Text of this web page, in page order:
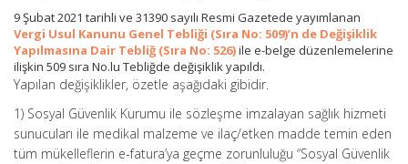
9 Şubat 2021 tarihli ve 31390 sayılı Resmi Gazetede yayımlanan
Vergi Usul Kanunu Genel Tebliği (Sıra No: 509)’n de Değişiklik
Yapılmasına Dair Tebliğ (Sıra No: 526)ile e-belge düzenlemelerine
ilişkin 509 sıra No.lu Tebliğde değişiklik yapıldı.
Yapılan değişiklikler, özetle aşağıdaki gibidir.
1) Sosyal Güvenlik Kurumu ile sözleşme imzalayan sağlık hizmeti
sunucuları ile medikal malzeme ve ilaç/etken madde temin eden
tüm mükelleflerin e-fatura’ya geçme zorunluluğu “Sosyal Güvenlik